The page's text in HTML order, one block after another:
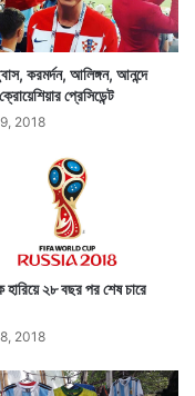
করমর্দন, আলিঙ্গন, আনন্দে
প্রেসিডেন্ট
2018
২৮ বছর পর শেষ চারে
2018